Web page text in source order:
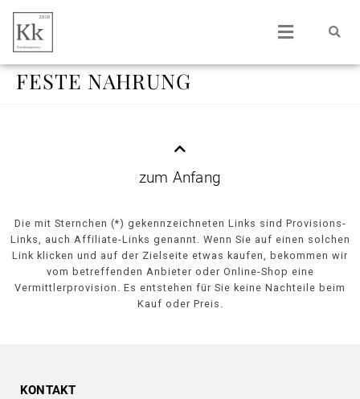
FESTE NAHRUNG
zum Anfang
Die mit Sternchen (*) gekennzeichneten Links sind Provisions-
Links, auch Affiliate-Links genannt. Wenn Sie auf einen solchen
Link klicken und auf der Zielseite etwas kaufen, bekommen wir
vom betreffenden Anbieter oder Online-Shop eine
Vermittlerprovision. Es entstehen für Sie keine Nachteile beim
Kauf oder Preis.
KONTAKT